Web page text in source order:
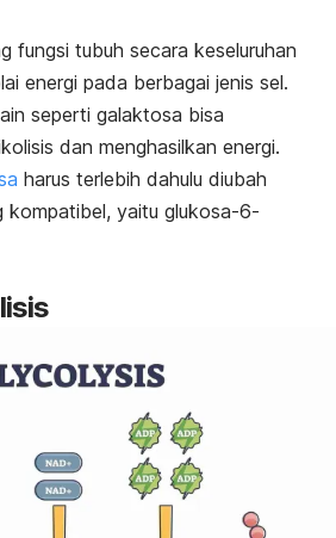
fungsi tubuh secara keseluruhan
energi pada berbagai jenis sel.
seperti galaktosa bisa
dan menghasilkan energi.
harus terlebih dahulu diubah
kompatibel, yaitu glukosa-6-